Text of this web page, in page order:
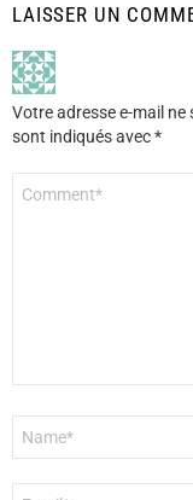
LAISSER UN
Votre adresse e-mail ne
sont indiqués avec*